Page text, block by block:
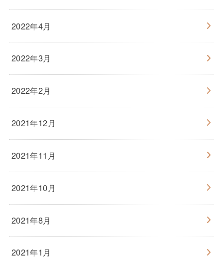
2022年4月
2022年3月
2022年2月
2021年12月
2021年11月
2021年10月
2021年8月
2021年1月